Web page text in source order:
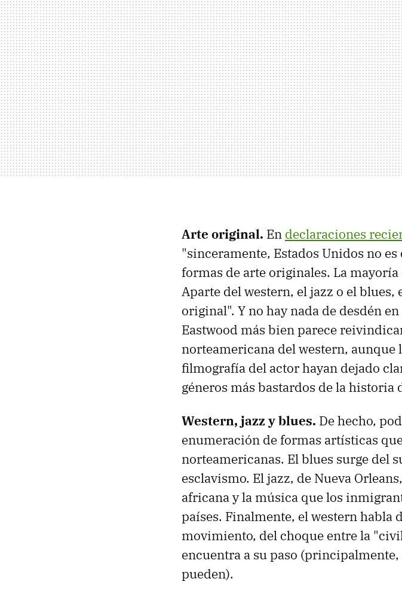
Arte original. En declaraciones
"sinceramente, Estados Unidos no
formas de arte originales. La
Aparte del western, el jazz o el blues,
original". Y no hay nada de desdén
Eastwood más bien parece
norteamericana del western,
filmografía del actor hayan dejado
géneros más bastardos de la historia
Western, jazz y blues. De hecho,
enumeración de formas artísticas
norteamericanas. El blues surge del
esclavismo. El jazz, de Nueva
africana y la música que los
países. Finalmente, el western habla
movimiento, del choque entre la
encuentra a su paso
pueden).